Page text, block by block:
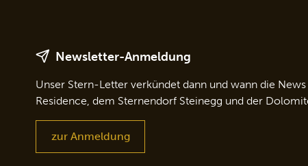
Newsletter-Anmeldung
Unser Stern-Letter verkündet dann und wann die
Residence, dem Sternendorf Steinegg und der
zur Anmeldung